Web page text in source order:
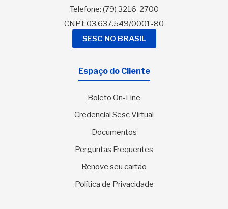
Telefone: (79) 3216-2700
CNPJ: 03.637.549/0001-80
SESC NO BRASIL
Espaço do Cliente
Boleto On-Line
Credencial Sesc Virtual
Documentos
Perguntas Frequentes
Renove seu cartão
Política de Privacidade